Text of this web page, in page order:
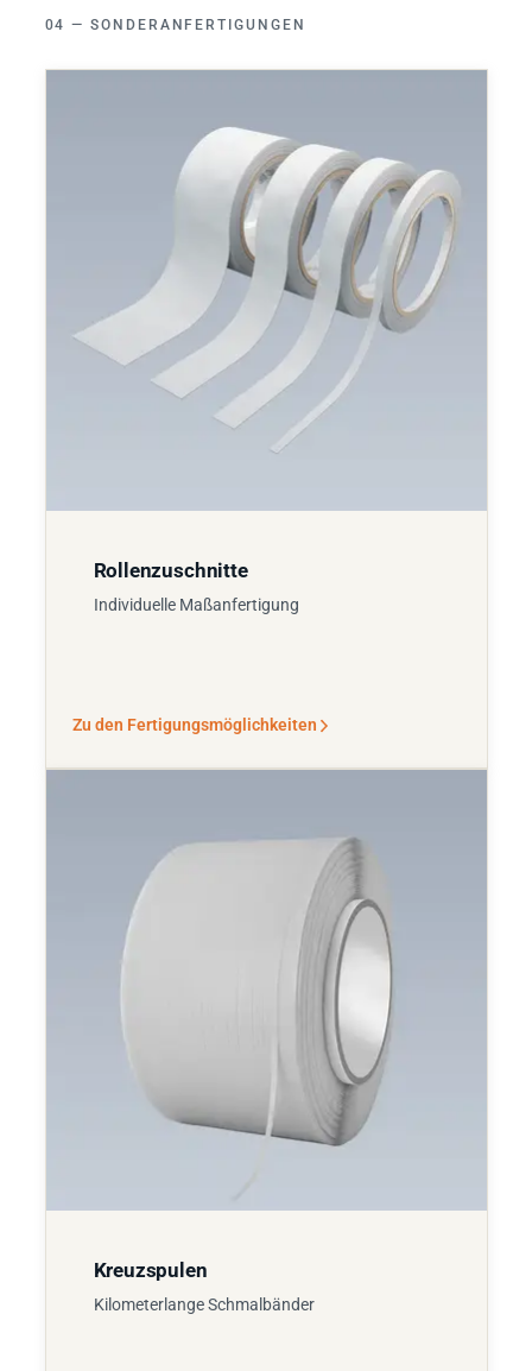
SONDERANFERTIGUNGEN
Rollenzuschnitte
Individuelle Maßanfertigung
Zu den Fertigungsmöglichkeiten
Kreuzspulen
Kilometerlange Schmalbänder